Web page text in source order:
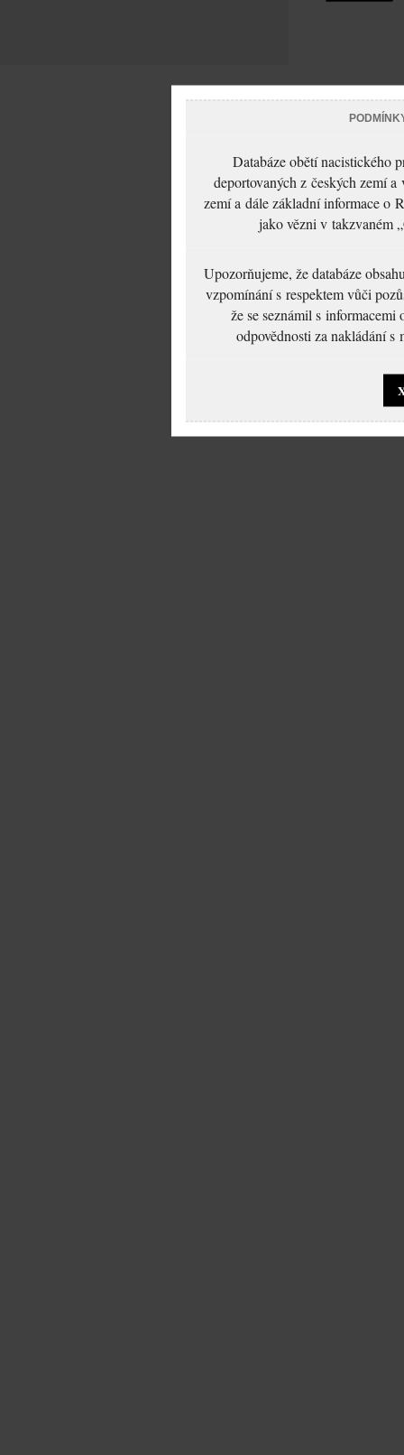
Databáze obětí nacistického
deportovaných z českých zemí
zemí a dále základní informace o
jako vězni v takzvaném
Upozorňujeme, že databáze
vzpomínání s respektem vůči
že se seznámil s
odpovědnosti za nakládání